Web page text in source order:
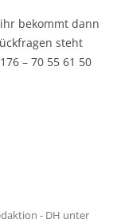
bekommt dann
steht
– 70 55 61 50
- DH unter